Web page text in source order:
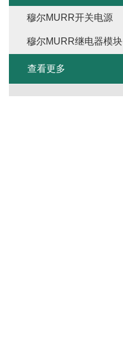
穆尔MURR开关电源
穆尔MURR继电器模块
查看更多